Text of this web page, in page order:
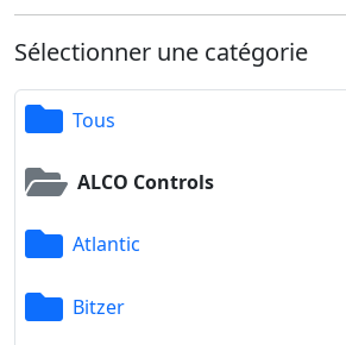
Sélectionner une catégorie
Tous
ALCO Controls
Atlantic
Bitzer